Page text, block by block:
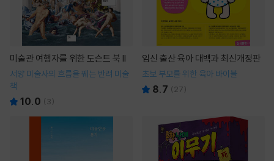
미술관 여행자를 위한 도슨트 북 II
서양 미술사의 흐름을 꿰는 반려 미술
책
10.0 ( 3)
임신 출산 육아 대백과 최신개정판
초보 부모를 위한 육아 바이블
8.7 ( 27)